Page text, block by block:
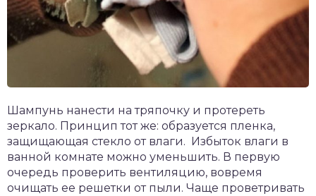
Шампунь нанести на тряпочку и протереть
зеркало. Принцип тот же: образуется пленка,
защищающая стекло от влаги. Избыток влаги в
ванной комнате можно уменьшить. В первую
очередь проверить вентиляцию, вовремя
очищать ее решетки от пыли. Чаще проветривать